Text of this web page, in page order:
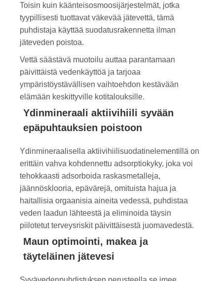
Toisin kuin käänteisosmoosijärjestelmät, jotka
tyypillisesti tuottavat väkevää jätevettä, tämä
puhdistaja käyttää suodatusrakennetta ilman
jäteveden poistoa.
Vettä säästävä muotoilu auttaa parantamaan
päivittäistä vedenkäyttöä ja tarjoaa
ympäristöystävällisen vaihtoehdon kestävään
elämään keskittyville kotitalouksille.
Ydinmineraali aktiivihiili syvään
epäpuhtauksien poistoon
Ydinmineraalisella aktiivihiilisuodatinelementillä on
erittäin vahva kohdennettu adsorptiokyky, joka voi
tehokkaasti adsorboida raskasmetalleja,
jäännösklooria, epävärejä, omituista hajua ja
haitallisia orgaanisia aineita vedessä, puhdistaa
veden laadun lähteestä ja eliminoida täysin
piilotetut terveysriskit päivittäisestä juomavedestä.
Maun optimointi, makea ja
täyteläinen jätevesi